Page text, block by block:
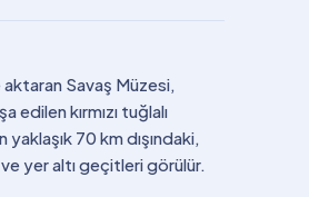
Savaş Müzesi,
edilen kırmızı tuğlalı
70 km dışındaki,
yer altı geçitleri görülür.